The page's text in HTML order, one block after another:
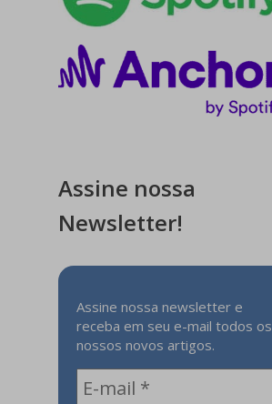
Assine nossa
Newsletter!
Assine nossa newsletter e
receba em seu e-mail todos os
nossos novos artigos.